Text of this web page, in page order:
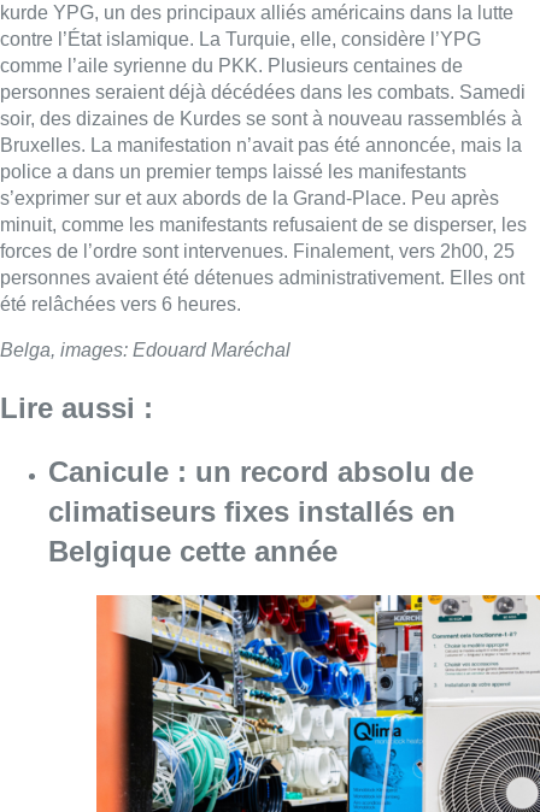
kurde YPG, un des principaux alliés américains dans la lutte
contre l’État islamique. La Turquie, elle, considère l’YPG
comme l’aile syrienne du PKK. Plusieurs centaines de
personnes seraient déjà décédées dans les combats. Samedi
soir, des dizaines de Kurdes se sont à nouveau rassemblés à
Bruxelles. La manifestation n’avait pas été annoncée, mais la
police a dans un premier temps laissé les manifestants
s’exprimer sur et aux abords de la Grand-Place. Peu après
minuit, comme les manifestants refusaient de se disperser, les
forces de l’ordre sont intervenues. Finalement, vers 2h00, 25
personnes avaient été détenues administrativement. Elles ont
été relâchées vers 6 heures.
Belga, images: Edouard Maréchal
Lire aussi :
Canicule : un record absolu de
climatiseurs fixes installés en
Belgique cette année